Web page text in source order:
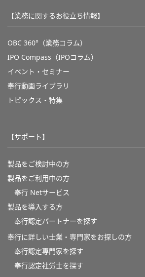
【業務に関するお役立ち情報】
OBC 360°（業務コラム）
IPO Compass（IPOコラム）
イベント・セミナー
奉行動画ライブラリ
トピックス・特集
【サポート】
製品をご検討中の方
製品をご利用中の方
奉行 Netサービス
製品を導入する方
奉行認定パートナーを探す
奉行に詳しい士業・専門家をお探しの方
奉行認定専門家を探す
奉行認定社労士を探す